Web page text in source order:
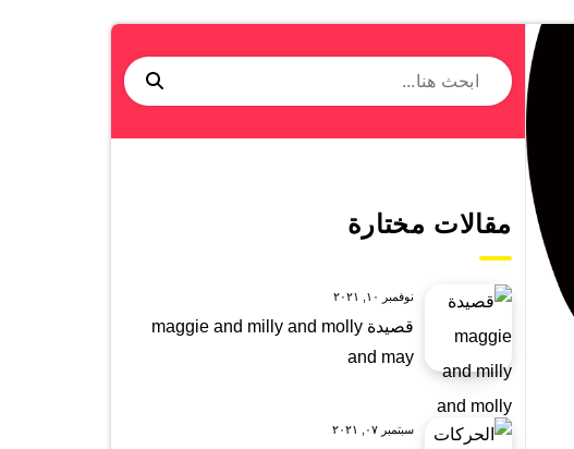
مقالات مختارة
نوفمبر ١٠, ٢٠٢١
قصيدة maggie and milly and molly
and may
سبتمبر ٠٧, ٢٠٢١